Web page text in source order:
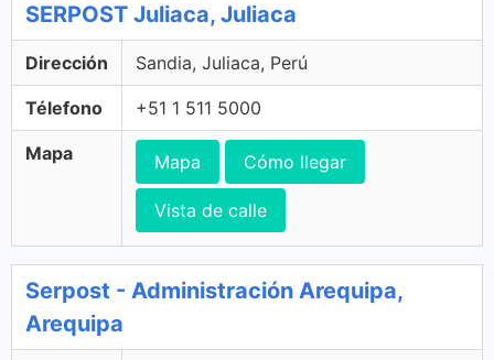
SERPOST Juliaca, Juliaca
Dirección Sandia, Juliaca, Perú
Télefono +51 1 511 5000
Mapa Mapa Cómo llegar
Vista de calle
Serpost - Administración Arequipa,
Arequipa